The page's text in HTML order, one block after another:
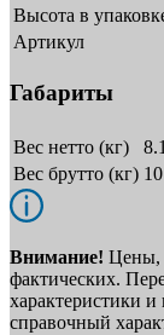
Высота в
Артикул
Габариты
Вес нетто (кг)
Вес брутто (кг) 10
Внимание! Цены,
фактических.
характеристики
справочный